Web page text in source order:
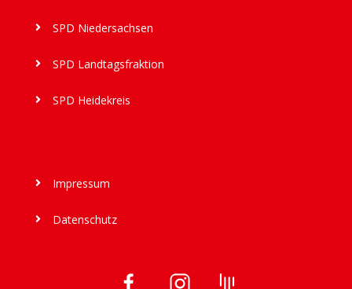
 SPD Niedersachsen
 SPD Landtagsfraktion
 SPD Heidekreis
 Impressum
 Datenschutz